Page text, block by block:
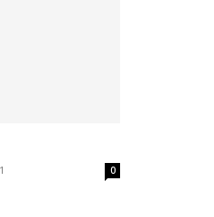
0